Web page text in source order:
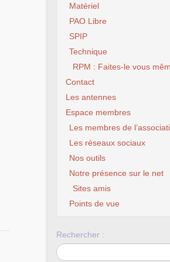
Matériel
PAO Libre
SPIP
Technique
RPM : Faites-le vous
Contact
Les antennes
Espace membres
Les membres de
Les réseaux sociaux
Nos outils
Notre présence sur le net
Sites amis
Points de vue
Rechercher :